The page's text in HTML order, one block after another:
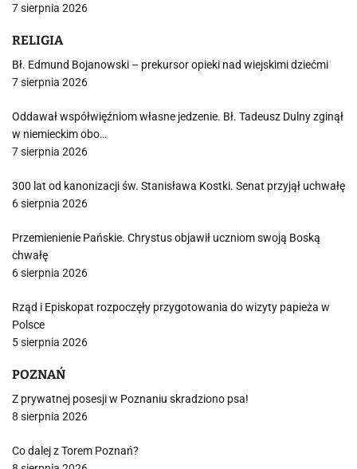
7 sierpnia 2026
RELIGIA
Bł. Edmund Bojanowski – prekursor opieki nad wiejskimi dziećmi
7 sierpnia 2026
Oddawał współwięźniom własne jedzenie. Bł. Tadeusz Dulny zginął
w niemieckim obo…
7 sierpnia 2026
300 lat od kanonizacji św. Stanisława Kostki. Senat przyjął uchwałę
6 sierpnia 2026
Przemienienie Pańskie. Chrystus objawił uczniom swoją Boską
chwałę
6 sierpnia 2026
Rząd i Episkopat rozpoczęły przygotowania do wizyty papieża w
Polsce
5 sierpnia 2026
POZNAŃ
Z prywatnej posesji w Poznaniu skradziono psa!
8 sierpnia 2026
Co dalej z Torem Poznań?